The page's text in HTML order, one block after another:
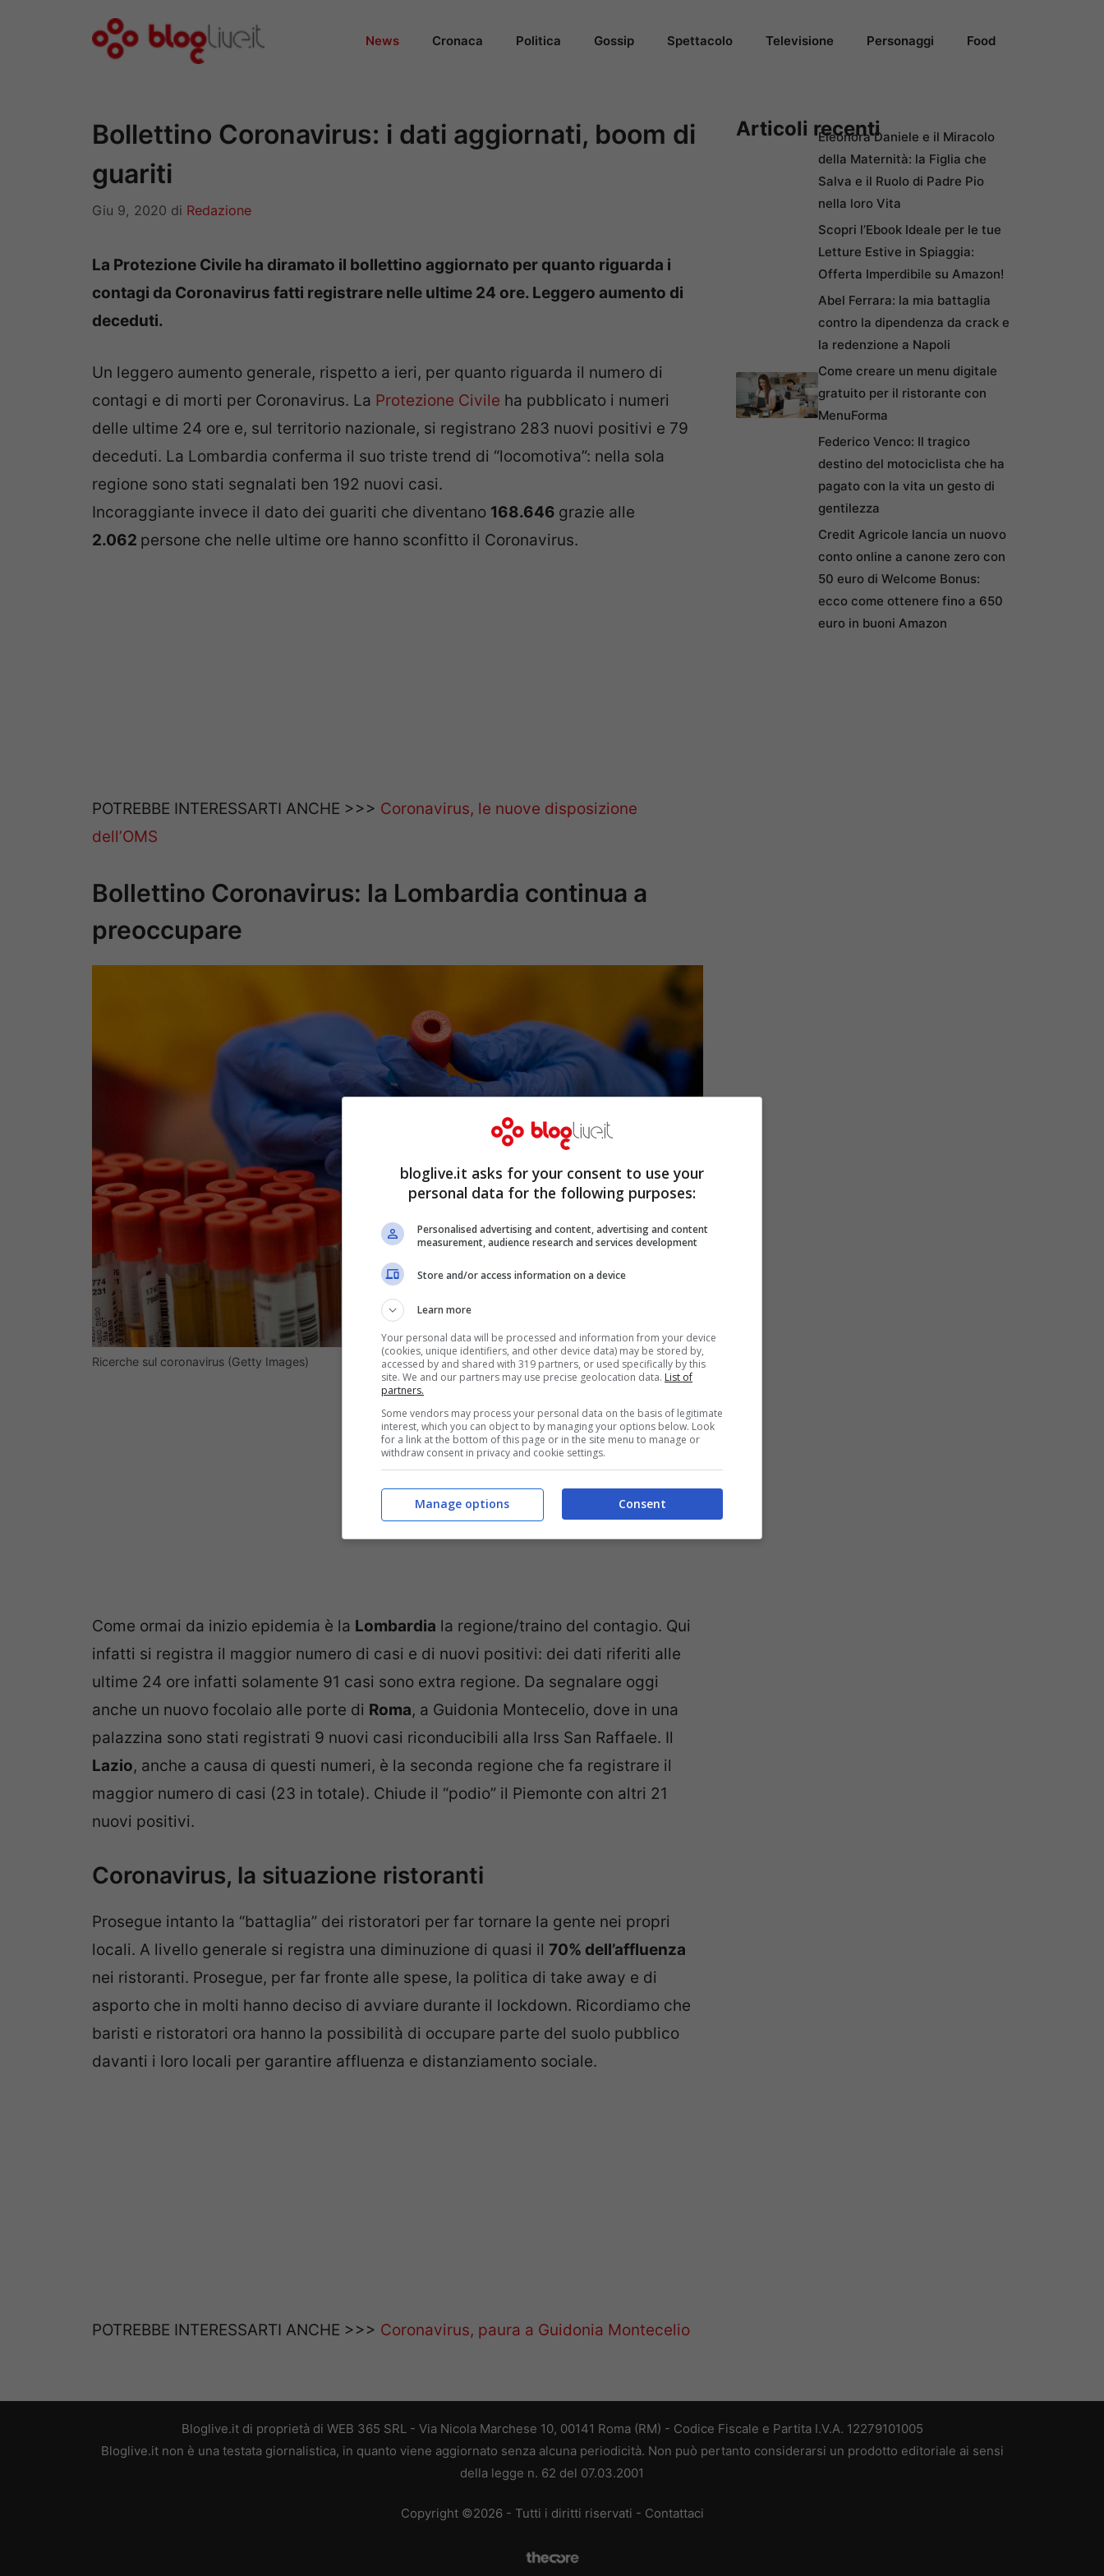
News Cronaca Politica Gossip Spettacolo Televisione Personaggi Food
Bollettino Coronavirus: i dati aggiornati, boom di
guariti
Giu 9, 2020 di Redazione
La Protezione Civile ha diramato il bollettino aggiornato per quanto riguarda i
contagi da Coronavirus fatti registrare nelle ultime 24 ore. Leggero aumento di
deceduti.
Un leggero aumento generale, rispetto a ieri, per quanto riguarda il numero di
contagi e di morti per Coronavirus. La Protezione Civile ha pubblicato i numeri
delle ultime 24 ore e, sul territorio nazionale, si registrano 283 nuovi positivi e 79
deceduti. La Lombardia conferma il suo triste trend di “locomotiva”: nella sola
regione sono stati segnalati ben 192 nuovi casi.
Incoraggiante invece il dato dei guariti che diventano 168.646 grazie alle
2.062 persone che nelle ultime ore hanno sconfitto il Coronavirus.
POTREBBE INTERESSARTI ANCHE >>> Coronavirus, le nuove disposizione
dell’OMS
Bollettino Coronavirus: la Lombardia continua a
preoccupare
Ricerche sul coronavirus (Getty Images)
Come ormai da inizio epidemia è la Lombardia la regione/traino del contagio. Qui
infatti si registra il maggior numero di casi e di nuovi positivi: dei dati riferiti alle
ultime 24 ore infatti solamente 91 casi sono extra regione. Da segnalare oggi
anche un nuovo focolaio alle porte di Roma, a Guidonia Montecelio, dove in una
palazzina sono stati registrati 9 nuovi casi riconducibili alla Irss San Raffaele. Il
Lazio, anche a causa di questi numeri, è la seconda regione che fa registrare il
maggior numero di casi (23 in totale). Chiude il “podio” il Piemonte con altri 21
nuovi positivi.
Coronavirus, la situazione ristoranti
Prosegue intanto la “battaglia” dei ristoratori per far tornare la gente nei propri
locali. A livello generale si registra una diminuzione di quasi il 70% dell’affluenza
nei ristoranti. Prosegue, per far fronte alle spese, la politica di take away e di
asporto che in molti hanno deciso di avviare durante il lockdown. Ricordiamo che
baristi e ristoratori ora hanno la possibilità di occupare parte del suolo pubblico
davanti i loro locali per garantire affluenza e distanziamento sociale.
POTREBBE INTERESSARTI ANCHE >>> Coronavirus, paura a Guidonia Montecelio
Articoli recentiEleonora Daniele e il Miracolo
della Maternità: la Figlia che
Salva e il Ruolo di Padre Pio
nella loro Vita
Scopri l’Ebook Ideale per le tue
Letture Estive in Spiaggia:
Offerta Imperdibile su Amazon!
Abel Ferrara: la mia battaglia
contro la dipendenza da crack e
la redenzione a Napoli
Come creare un menu digitale
gratuito per il ristorante con
MenuForma
Federico Venco: Il tragico
destino del motociclista che ha
pagato con la vita un gesto di
gentilezza
Credit Agricole lancia un nuovo
conto online a canone zero con
50 euro di Welcome Bonus:
ecco come ottenere fino a 650
euro in buoni Amazon
Bloglive.it di proprietà di WEB 365 SRL - Via Nicola Marchese 10, 00141 Roma (RM) - Codice Fiscale e Partita I.V.A. 12279101005
Bloglive.it non è una testata giornalistica, in quanto viene aggiornato senza alcuna periodicità. Non può pertanto considerarsi un prodotto editoriale ai sensi
della legge n. 62 del 07.03.2001
Copyright ©2026 - Tutti i diritti riservati - Contattaci
bloglive.it asks for your consent to use your
personal data for the following purposes:
Personalised advertising and content, advertising and content
measurement, audience research and services development
Store and/or access information on a device
Learn more
Your personal data will be processed and information from your device
(cookies, unique identifiers, and other device data) may be stored by,
accessed by and shared with 319 partners, or used specifically by this
site. We and our partners may use precise geolocation data. List of
partners.
Some vendors may process your personal data on the basis of legitimate
interest, which you can object to by managing your options below. Look
for a link at the bottom of this page or in the site menu to manage or
withdraw consent in privacy and cookie settings.
Consent
Manage options